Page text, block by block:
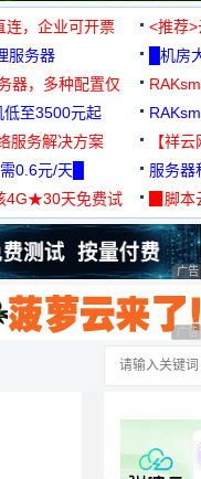
连，企业可开票
<推荐
服务器
█机房
器，多种配置仅
用★
至3500元起
用★
服务解决方案
【祥
0.6元/天█
服务器
4G★30天免费试
▉脚
19元/月
性选择 广告
性选择 广